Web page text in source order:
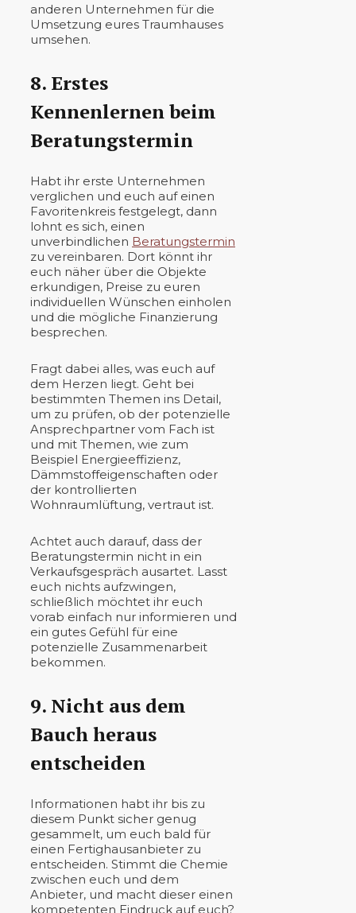
anderen Unternehmen für die
Umsetzung eures Traumhauses
umsehen.
8. Erstes
Kennenlernen beim
Beratungstermin
Habt ihr erste Unternehmen
verglichen und euch auf einen
Favoritenkreis festgelegt, dann
lohnt es sich, einen
unverbindlichen Beratungstermin
zu vereinbaren. Dort könnt ihr
euch näher über die Objekte
erkundigen, Preise zu euren
individuellen Wünschen einholen
und die mögliche Finanzierung
besprechen.
Fragt dabei alles, was euch auf
dem Herzen liegt. Geht bei
bestimmten Themen ins Detail,
um zu prüfen, ob der potenzielle
Ansprechpartner vom Fach ist
und mit Themen, wie zum
Beispiel Energieeffizienz,
Dämmstoffeigenschaften oder
der kontrollierten
Wohnraumlüftung, vertraut ist.
Achtet auch darauf, dass der
Beratungstermin nicht in ein
Verkaufsgespräch ausartet. Lasst
euch nichts aufzwingen,
schließlich möchtet ihr euch
vorab einfach nur informieren und
ein gutes Gefühl für eine
potenzielle Zusammenarbeit
bekommen.
9. Nicht aus dem
Bauch heraus
entscheiden
Informationen habt ihr bis zu
diesem Punkt sicher genug
gesammelt, um euch bald für
einen Fertighausanbieter zu
entscheiden. Stimmt die Chemie
zwischen euch und dem
Anbieter, und macht dieser einen
kompetenten Eindruck auf euch?